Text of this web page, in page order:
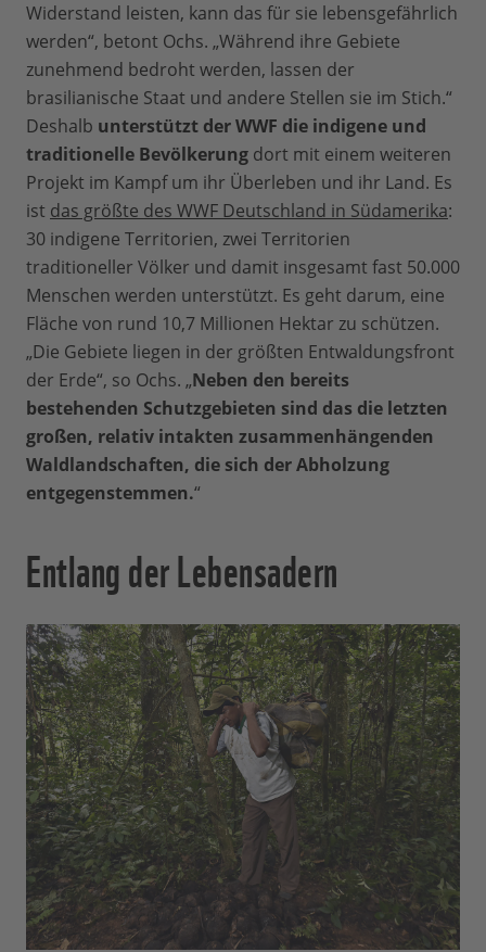
Widerstand leisten, kann das für sie lebensgefährlich
werden“, betont Ochs. „Während ihre Gebiete
zunehmend bedroht werden, lassen der
brasilianische Staat und andere Stellen sie im Stich.“
Deshalb unterstützt der WWF die indigene und
traditionelle Bevölkerung dort mit einem weiteren
Projekt im Kampf um ihr Überleben und ihr Land. Es
ist das größte des WWF Deutschland in Südamerika:
30 indigene Territorien, zwei Territorien
traditioneller Völker und damit insgesamt fast 50.000
Menschen werden unterstützt. Es geht darum, eine
Fläche von rund 10,7 Millionen Hektar zu schützen.
„Die Gebiete liegen in der größten Entwaldungsfront
der Erde“, so Ochs. „Neben den bereits
bestehenden Schutzgebieten sind das die letzten
großen, relativ intakten zusammenhängenden
Waldlandschaften, die sich der Abholzung
entgegenstemmen.“
Entlang der Lebensadern